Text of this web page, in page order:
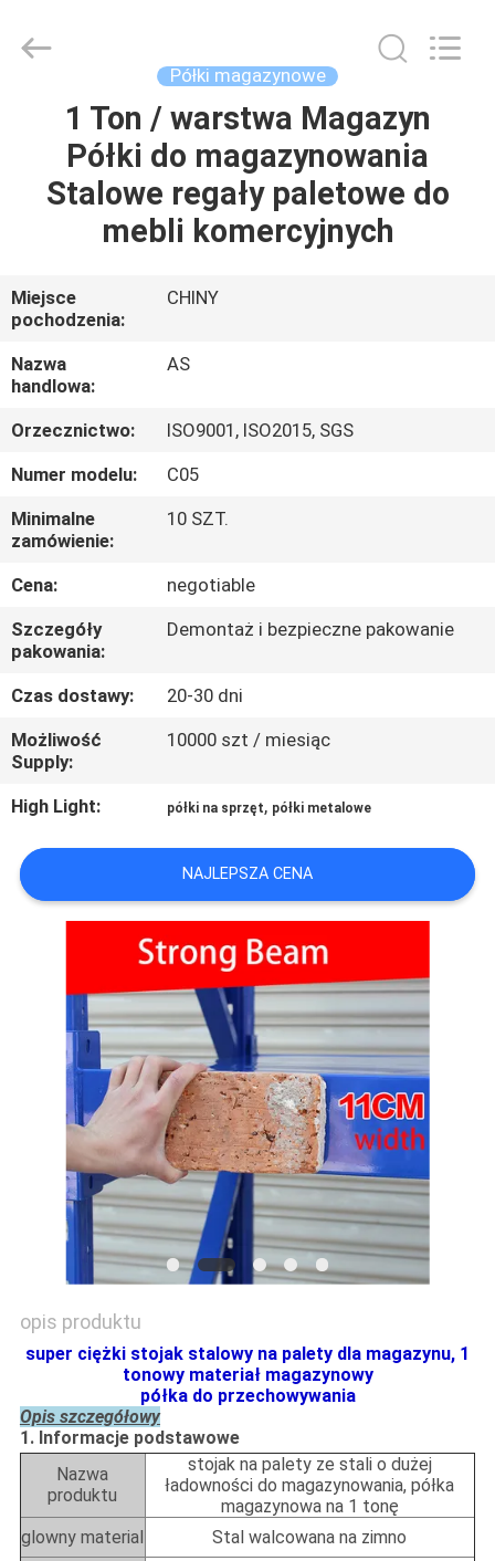
DOM
PRODUKTY
O
NAS
WYCIECZKA
PO
FABRYCE
KONTROLA
JAKOŚCI
SKONTAKTUJ
SIĘ
Z
NAMI
POPROSIĆ
O
SITEMAP
PRIVACY
POLICY
Shelves
Co.,Ltd.
Półki magazynowe
1 Ton / warstwa Magazyn
Półki do magazynowania
Stalowe regały paletowe do
mebli komercyjnych
Miejsce
pochodzenia:
CHINY
Nazwa
handlowa:
AS
Orzecznictwo:
ISO9001, ISO2015, SGS
Numer modelu:
C05
Minimalne
zamówienie:
10 SZT.
Cena:
negotiable
Szczegóły
pakowania:
Demontaż i bezpieczne pakowanie
Czas dostawy:
20-30 dni
Możliwość
Supply:
10000 szt / miesiąc
High Light: półki na sprzęt, półki metalowe
NAJLEPSZA CENA
opis produktu
super ciężki stojak stalowy na palety dla magazynu, 1
tonowy materiał magazynowy
półka do przechowywania
Opis szczegółowy
1. Informacje podstawowe
Nazwa
produktu
stojak na palety ze stali o dużej
ładowności do magazynowania, półka
magazynowa na 1 tonę
glowny material
Stal walcowana na zimno